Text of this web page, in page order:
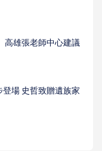
高雄張老師中心建議
登場 史哲致贈遺族家